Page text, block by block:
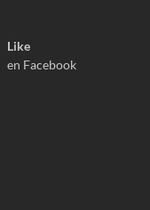
Like
en Facebook